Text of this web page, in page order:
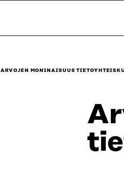
ARVOJEN MONINAISUUS